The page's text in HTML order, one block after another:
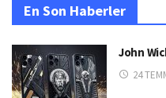
En Son Haberler
John
24